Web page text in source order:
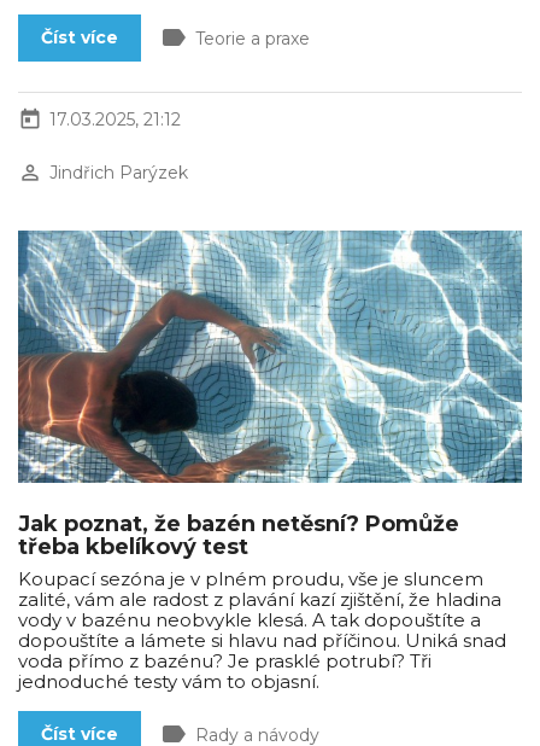
Číst více label Teorie a praxe
today 17.03.2025, 21:12
perm_identity Jindřich Parýzek
Jak poznat, že bazén netěsní? Pomůže
třeba kbelíkový test
Koupací sezóna je v plném proudu, vše je sluncem
zalité, vám ale radost z plavání kazí zjištění, že hladina
vody v bazénu neobvykle klesá. A tak dopouštíte a
dopouštíte a lámete si hlavu nad příčinou. Uniká snad
voda přímo z bazénu? Je prasklé potrubí? Tři
jednoduché testy vám to objasní.
Číst více label Rady a návody